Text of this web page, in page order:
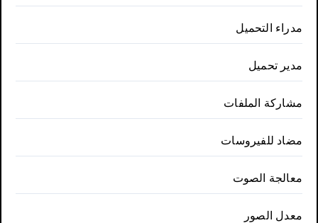
مدراء التحميل
مدير تحميل
مشاركة الملفات
مضاد للفيروسات
معالجة الصوت
معدل الصور